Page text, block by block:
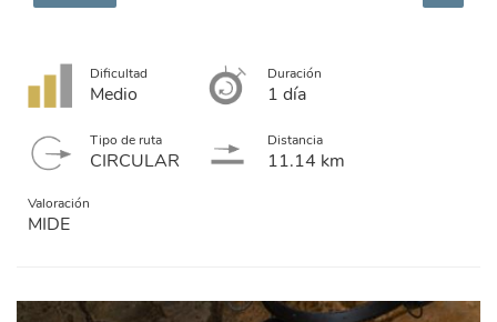
Dificultad
Medio
Duración
1 día
Tipo de ruta
CIRCULAR
Distancia
11.14 km
Valoración
MIDE